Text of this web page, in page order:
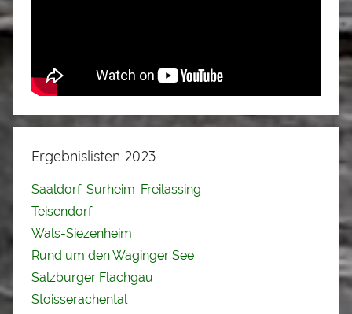
Ergebnislisten 2023
Saaldorf-Surheim-Freilassing
Teisendorf
Wals-Siezenheim
Rund um den Waginger See
Salzburger Flachgau
Stoisserachental